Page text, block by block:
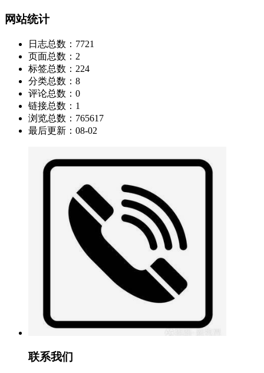
网站统计
日志总数： 7721
页面总数： 2
标签总数： 224
分类总数： 8
评论总数： 0
链接总数： 1
浏览总数： 765617
最后更新： 08-02
联系我们